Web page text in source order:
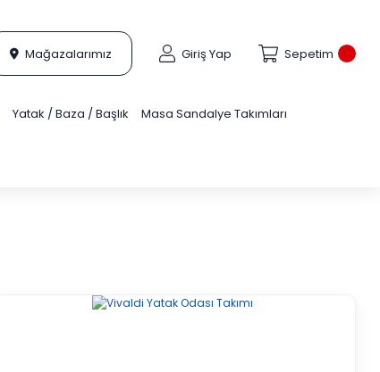
Mağazalarımız Giriş Yap Sepetim
Yatak / Baza / Başlık Masa Sandalye Takımları